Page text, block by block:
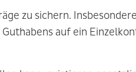
zu sichern.
auf ein